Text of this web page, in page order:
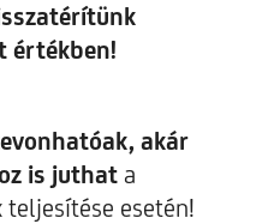
értékben!
akár
is juthat a
esetén!